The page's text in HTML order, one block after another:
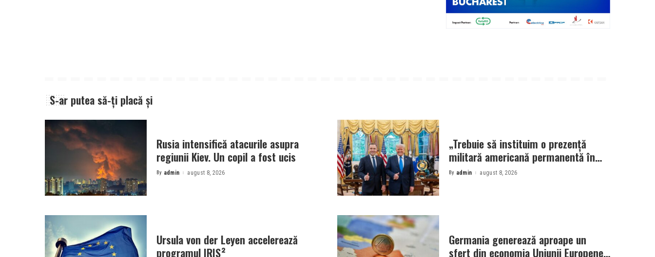
S-ar putea să-ți placă și
Rusia intensifică atacurile asupra
regiunii Kiev. Un copil a fost ucis
Posted
By admin august 8, 2026
„Trebuie să instituim o prezență
militară americană permanentă în
Polonia”
Posted
By admin august 8, 2026
Ursula von der Leyen accelerează
programul IRIS²
Germania generează aproape un
sfert din economia Uniunii Europene,